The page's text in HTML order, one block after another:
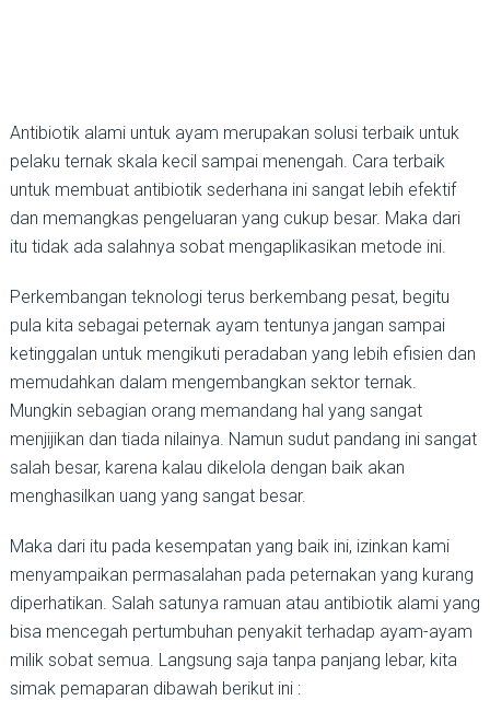
Antibiotik alami untuk ayam merupakan solusi terbaik untuk
pelaku ternak skala kecil sampai menengah. Cara terbaik
untuk membuat antibiotik sederhana ini sangat lebih efektif
dan memangkas pengeluaran yang cukup besar. Maka dari
itu tidak ada salahnya sobat mengaplikasikan metode ini.
Perkembangan teknologi terus berkembang pesat, begitu
pula kita sebagai peternak ayam tentunya jangan sampai
ketinggalan untuk mengikuti peradaban yang lebih efisien dan
memudahkan dalam mengembangkan sektor ternak.
Mungkin sebagian orang memandang hal yang sangat
menjijikan dan tiada nilainya. Namun sudut pandang ini sangat
salah besar, karena kalau dikelola dengan baik akan
menghasilkan uang yang sangat besar.
Maka dari itu pada kesempatan yang baik ini, izinkan kami
menyampaikan permasalahan pada peternakan yang kurang
diperhatikan. Salah satunya ramuan atau antibiotik alami yang
bisa mencegah pertumbuhan penyakit terhadap ayam-ayam
milik sobat semua. Langsung saja tanpa panjang lebar, kita
simak pemaparan dibawah berikut ini :